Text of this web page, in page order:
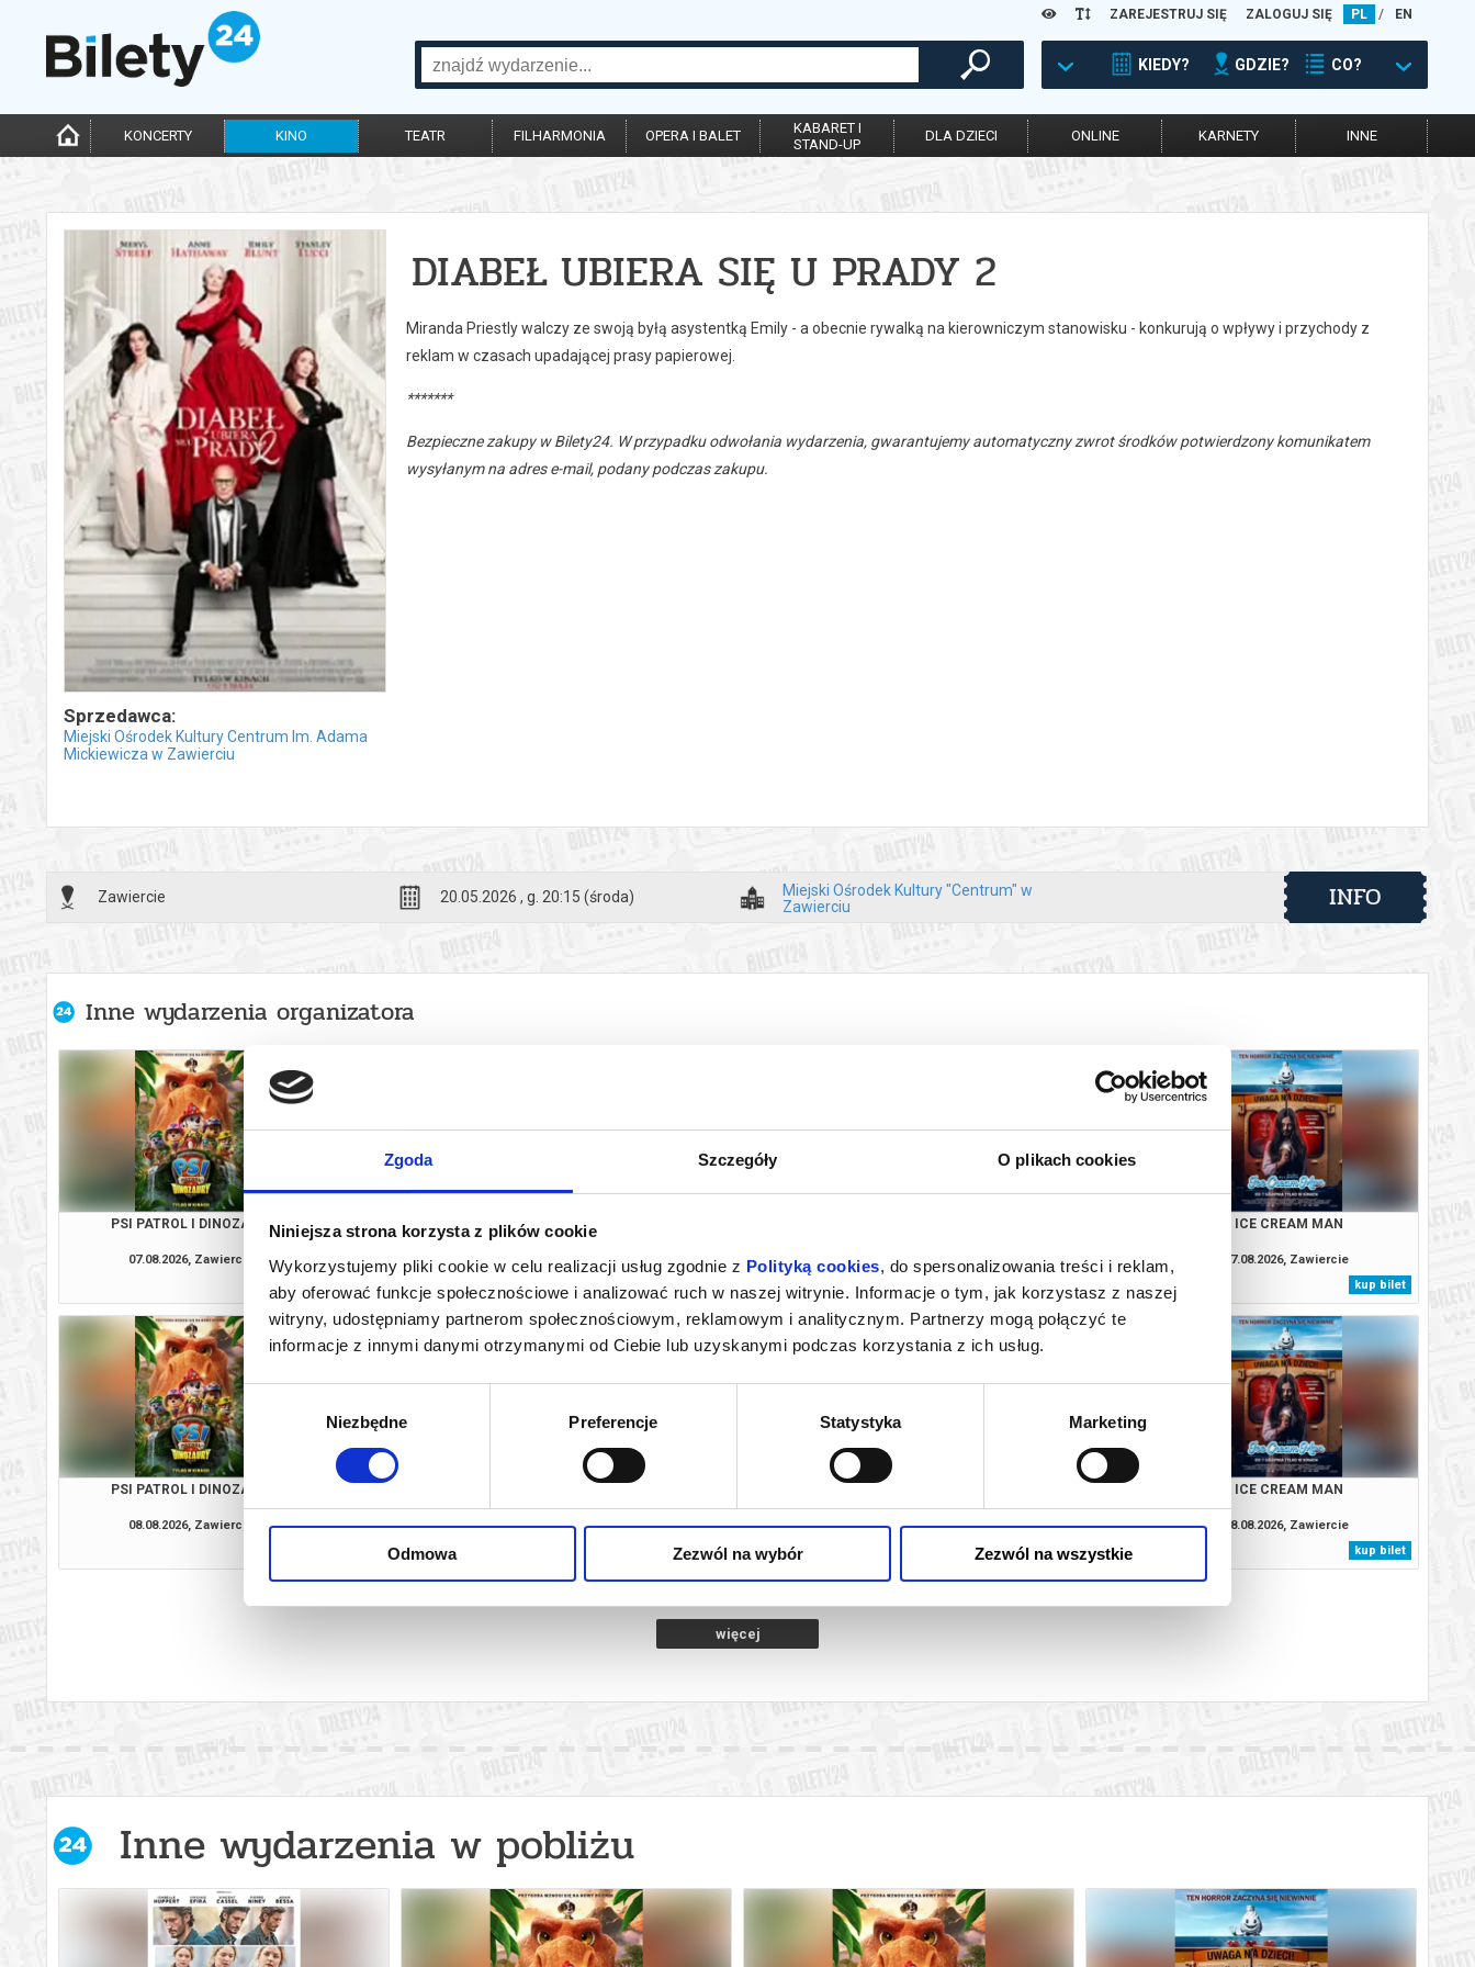
Zgoda Szczegóły O plikach cookies
Niniejsza strona korzysta z plików cookie
Wykorzystujemy pliki cookie w celu realizacji usług zgodnie z Polityką cookies, do spersonalizowania treści i reklam,
aby oferować funkcje społecznościowe i analizować ruch w naszej witrynie. Informacje o tym, jak korzystasz z naszej
witryny, udostępniamy partnerom społecznościowym, reklamowym i analitycznym. Partnerzy mogą połączyć te
informacje z innymi danymi otrzymanymi od Ciebie lub uzyskanymi podczas korzystania z ich usług.
Wybór
zgody
Niezbędne Preferencje Statystyka Marketing
Odmowa Zezwól na wybór Zezwól na wszystkie
ZAREJESTRUJ SIĘ ZALOGUJ SIĘ PL / EN
KIEDY? GDZIE? CO?
KONCERTY KINO TEATR FILHARMONIA OPERA I BALET
KABARET I
STAND-UP
DLA DZIECI ONLINE KARNETY INNE
Sprzedawca:
Miejski Ośrodek Kultury Centrum Im. Adama
Mickiewicza w Zawierciu
DIABEŁ UBIERA SIĘ U PRADY 2
Miranda Priestly walczy ze swoją byłą asystentką Emily - a obecnie rywalką na kierowniczym stanowisku - konkurują o wpływy i przychody z
reklam w czasach upadającej prasy papierowej.
*******
Bezpieczne zakupy w Bilety24. W przypadku odwołania wydarzenia, gwarantujemy automatyczny zwrot środków potwierdzony komunikatem
wysyłanym na adres e-mail, podany podczas zakupu.
Zawiercie 20.05.2026 , g. 20:15 (środa)
Miejski Ośrodek Kultury "Centrum" w
Zawierciu
INFO
Inne wydarzenia organizatora
PSI PATROL I DINOZAURY
07.08.2026, Zawiercie
kup bilet
VAIANA
07.08.2026, Zawiercie
kup bilet
07.08.2026, Zawiercie
kup bilet
07.08.2026, Zawiercie
ICE CREAM MAN
07.08.2026, Zawiercie
kup bilet
PSI PATROL I DINOZAURY
08.08.2026, Zawiercie
08.08.2026, Zawiercie
2D DUBBING
08.08.2026, Zawiercie
2D DUBBING
08.08.2026, Zawiercie
kup bilet
ICE CREAM MAN
08.08.2026, Zawiercie
kup bilet
więcej
Inne wydarzenia w pobliżu